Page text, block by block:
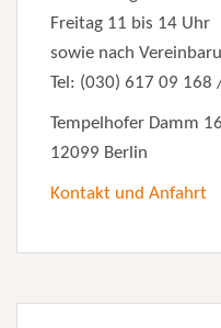
Freitag 11 bis 14 Uhr
sowie nach
Tel: (030) 617 09 168
Tempelhofer Damm
12099 Berlin
Kontakt und Anfahrt